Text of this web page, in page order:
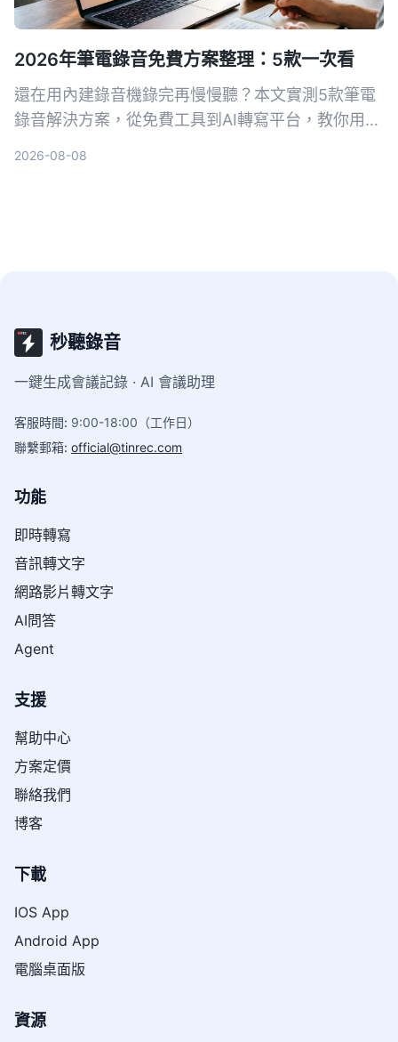
2026年筆電錄音免費方案整理：5款一次看
還在用內建錄音機錄完再慢慢聽？本文實測5款筆電
錄音解決方案，從免費工具到AI轉寫平台，教你用對
2026-08-08
秒聽錄音
一鍵生成會議記錄 · AI 會議助理
客服時間: 9:00-18:00（工作日）
聯繫郵箱: official@tinrec.com
功能
即時轉寫
音訊轉文字
網路影片轉文字
AI問答
Agent
支援
幫助中心
方案定價
聯絡我們
博客
下載
IOS App
Android App
電腦桌面版
資源